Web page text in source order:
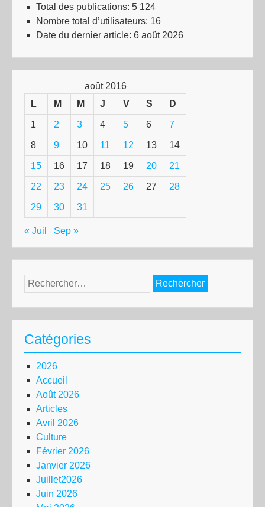
Total des publications: 5 124
Nombre total d’utilisateurs: 16
Date du dernier article: 6 août 2026
août 2016
L
M M J V S D
1 2 3 4 5 6 7
8 9 10 11 12 13 14
15 16 17 18 19 20 21
22 23 24 25 26 27 28
29 30 31
« Juil Sep »
Rechercher :
Catégories
2026
Accueil
Août 2026
Articles
Avril 2026
Culture
Février 2026
Janvier 2026
Juillet2026
Juin 2026